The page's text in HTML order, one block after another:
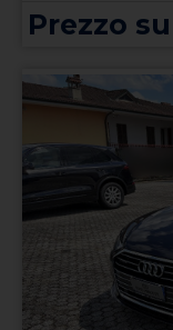
Prezzo